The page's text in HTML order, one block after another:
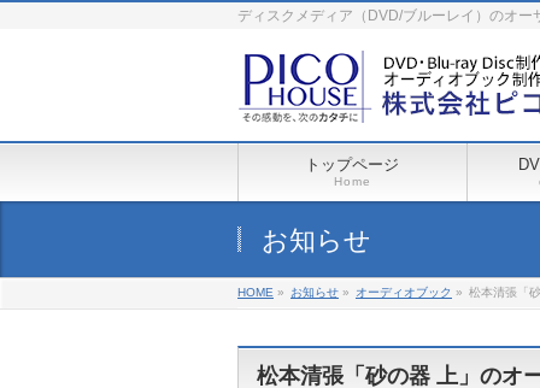
ディスクメディア（DVD/ブルーレイ）のオ
トップページ
Home
お知らせ
HOME » お知らせ » オーディオブック » 松本清張「
松本清張「砂の器 上」のオ